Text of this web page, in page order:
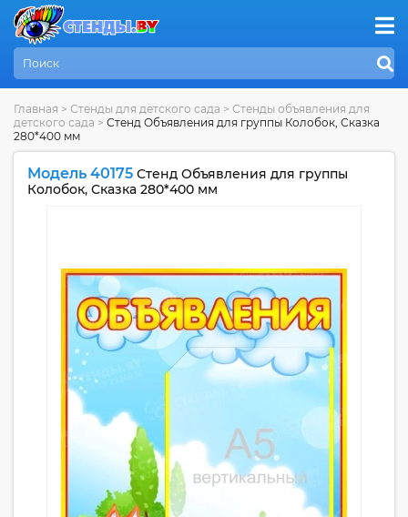
Главная > Стенды для детского сада > Стенды объявления для
детского сада > Стенд Объявления для группы Колобок, Сказка
280*400 мм
Модель 40175 Стенд Объявления для группы
Колобок, Сказка 280*400 мм